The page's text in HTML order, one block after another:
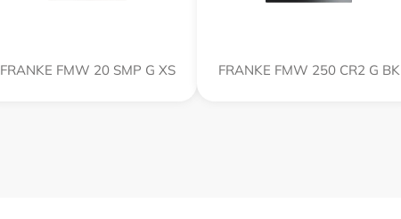
FRANKE FMW 20 SMP G XS FRANKE FMW 250 CR2 G BK